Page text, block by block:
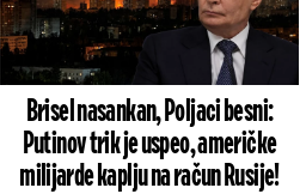
Brisel nasankan, Poljaci besni:
Putinov trik je uspeo, američke
milijarde kaplju na račun Rusije!